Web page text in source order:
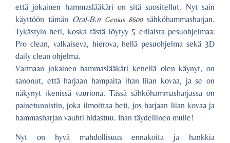
että jokainen hammaslääkäri on sitä suositellut. Nyt sain
käyttöön tämän Oral-B.n Genius 8600sähköhammasharjan.
Tykästyin heti, koska tästä löytyy 5 erilaista pesuohjelmaa:
Pro clean, valkaiseva, hierova, hellä pesuohjelma sekä 3D
daily clean ohjelma.
Varmaan jokainen hammaslääkäri kenellä olen käynyt, on
sanonut, että harjaan hampaita ihan liian kovaa, ja se on
näkynyt ikenissä vauriona. Tässä sähköhammasharjassa on
painetunnistin, joka ilmoittaa heti, jos harjaan liian kovaa ja
hammasharjan vauhti hidastuu. Ihan täydellinen mulle!
Nyt on hyvä mahdollisuus ennakoita ja hankkia